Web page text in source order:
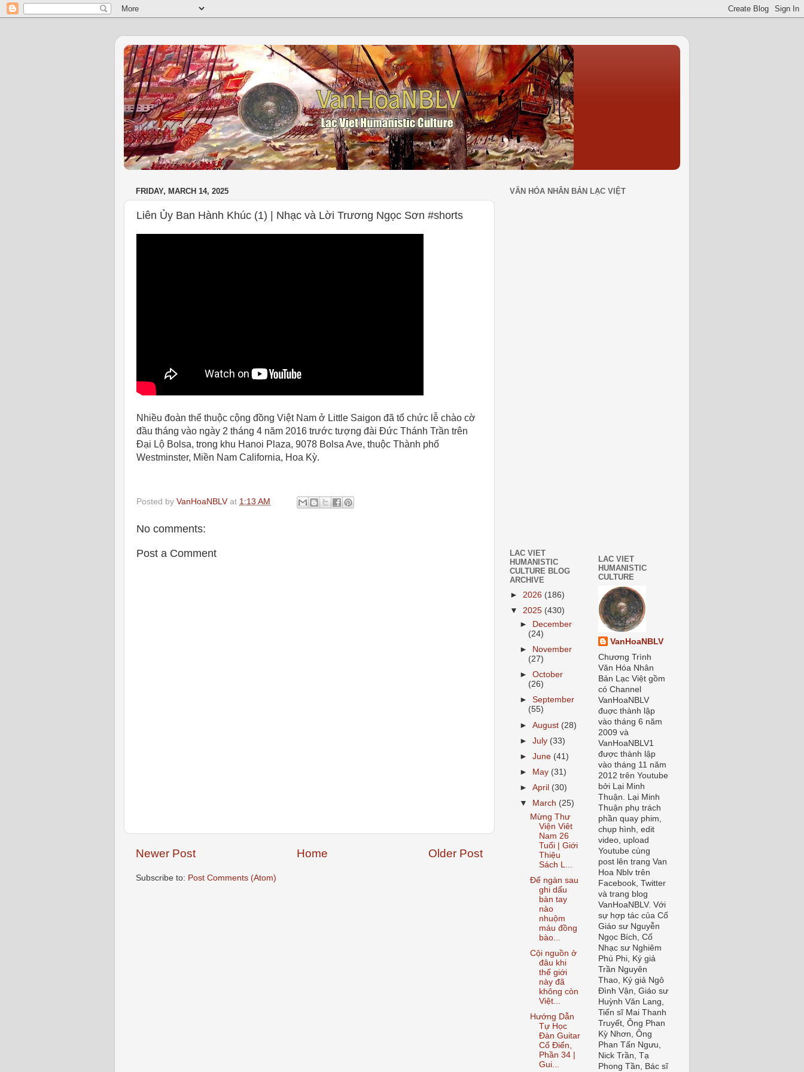
FRIDAY, MARCH 14, 2025
Liên Ủy Ban Hành Khúc (1) | Nhạc và Lời Trương Ngọc Sơn #shorts
Nhiều đoàn thể thuộc cộng đồng Việt Nam ở Little Saigon đã tổ chức lễ chào cờ
đầu tháng vào ngày 2 tháng 4 năm 2016 trước tượng đài Đức Thánh Trần trên
Đại Lộ Bolsa, trong khu Hanoi Plaza, 9078 Bolsa Ave, thuộc Thành phố
Westminster, Miền Nam California, Hoa Kỳ.
Posted by VanHoaNBLV at 1:13 AM
No comments:
Post a Comment
Newer Post Older Post
Home
Subscribe to: Post Comments (Atom)
VĂN HÓA NHÂN BẢN LẠC VIỆT
LAC VIET
HUMANISTIC
CULTURE BLOG
ARCHIVE
► 2026 (186)
▼ 2025 (430)
►
December
(24)
►
November
(27)
►October
(26)
►September
(55)
►August (28)
►July (33)
►June (41)
►
May (31)
►April (30)
▼
March (25)
Mừng Thư
Viện Viêt
Nam 26
Tuổi | Giới
Thiệu
Sách L...
Để ngàn sau
ghi dấu
bàn tay
nào
nhuộm
máu đồng
bào...
Cội nguồn ở
đâu khi
thế giới
này đã
không còn
Việt...
Hướng Dẫn
Tự Học
Đàn Guitar
Cổ Điển,
Phần 34 |
Gui...
LAC VIET
HUMANISTIC
CULTURE
VanHoaNBLV
Chương Trình
Văn Hóa Nhân
Bản Lạc Việt gồm
có Channel
VanHoaNBLV
đuợc thành lập
vào tháng 6 năm
2009 và
VanHoaNBLV1
được thành lập
vào tháng 11 năm
2012 trên Youtube
bởi Lại Minh
Thuận. Lại Minh
Thuận phụ trách
phần quay phim,
chụp hình, edit
video, upload
Youtube cùng
post lên trang Van
Hoa Nblv trên
Facebook, Twitter
và trang blog
VanHoaNBLV. Với
sự hợp tác của Cố
Giáo sư Nguyễn
Ngọc Bích, Cố
Nhạc sư Nghiêm
Phú Phi, Ký giả
Trần Nguyên
Thao, Ký giả Ngô
Đình Vận, Giáo sư
Huỳnh Văn Lang,
Tiến sĩ Mai Thanh
Truyết, Ông Phan
Kỳ Nhơn, Ông
Phan Tấn Ngưu,
Nick Trần, Tạ
Phong Tần, Bác sĩ